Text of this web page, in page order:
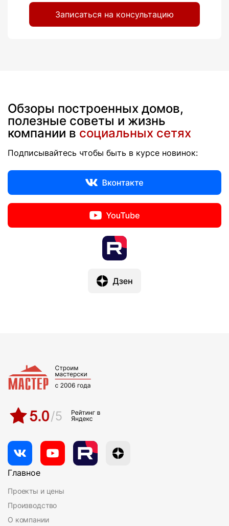
Записаться на консультацию
Обзоры построенных домов,
полезные советы и жизнь
компании в социальных сетях
Подписывайтесь чтобы быть в курсе новинок:
Главное
Проекты и цены
Производство
О компании